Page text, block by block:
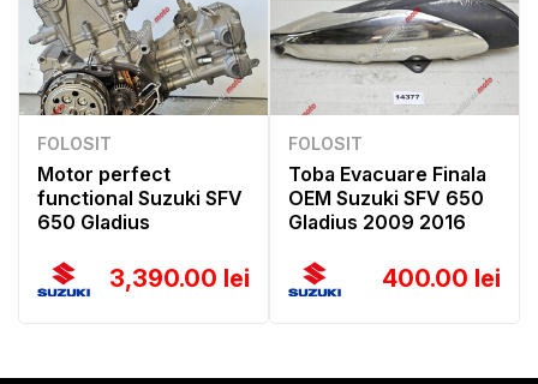
FOLOSIT
Motor perfect
functional Suzuki SFV
650 Gladius
3,390.00 lei
FOLOSIT
Toba Evacuare Finala
OEM Suzuki SFV 650
Gladius 2009 2016
400.00 lei